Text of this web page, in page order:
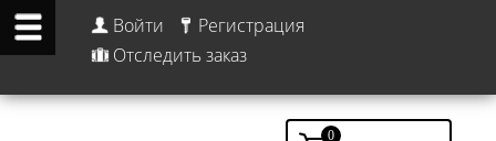
Войти
Регистрация
Отследить заказ
0